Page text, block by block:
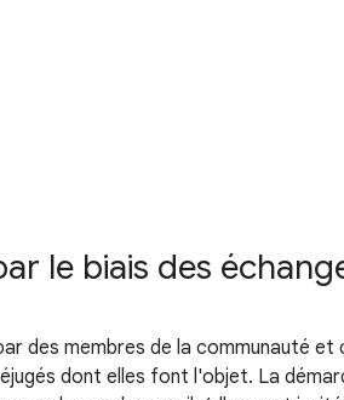
le biais des
des membres de la communauté
dont elles font l'objet. La